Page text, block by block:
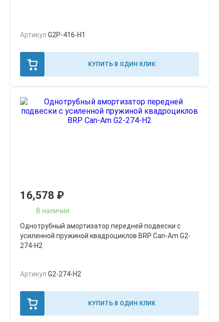
Артикул G2P-416-H1
КУПИТЬ В ОДИН КЛИК
16,578 ₽
В наличии
Однотрубный амортизатор передней подвески с
усиленной пружиной квадроциклов BRP Can-Am G2-
274-Н2
Артикул G2-274-Н2
КУПИТЬ В ОДИН КЛИК